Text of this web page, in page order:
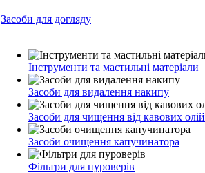
Засоби для догляду
Інструменти та мастильні матеріали
Засоби для видалення накипу
Засоби для чищення від кавових олій
Засоби очищення капучинатора
Фільтри для пуроверів